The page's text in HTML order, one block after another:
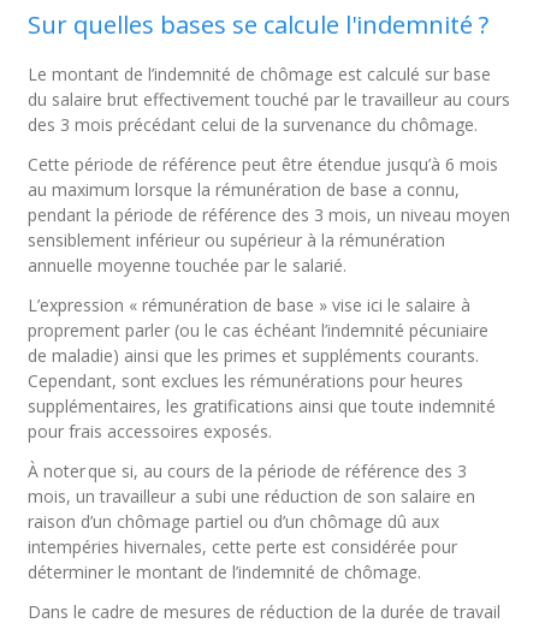
Sur quelles bases se calcule l'indemnité ?
Le montant de l’indemnité de chômage est calculé sur base
du salaire brut effectivement touché par le travailleur au cours
des 3 mois précédant celui de la survenance du chômage.
Cette période de référence peut être étendue jusqu’à 6 mois
au maximum lorsque la rémunération de base a connu,
pendant la période de référence des 3 mois, un niveau moyen
sensiblement inférieur ou supérieur à la rémunération
annuelle moyenne touchée par le salarié.
L’expression « rémunération de base » vise ici le salaire à
proprement parler (ou le cas échéant l’indemnité pécuniaire
de maladie) ainsi que les primes et suppléments courants.
Cependant, sont exclues les rémunérations pour heures
supplémentaires, les gratifications ainsi que toute indemnité
pour frais accessoires exposés.
À noter que si, au cours de la période de référence des 3
mois, un travailleur a subi une réduction de son salaire en
raison d’un chômage partiel ou d’un chômage dû aux
intempéries hivernales, cette perte est considérée pour
déterminer le montant de l’indemnité de chômage.
Dans le cadre de mesures de réduction de la durée de travail